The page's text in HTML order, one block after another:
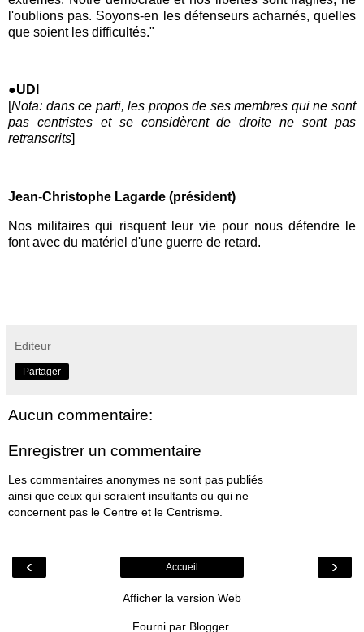
l'oublions pas. Soyons-en les défenseurs acharnés, quelles
que soient les difficultés."
●UDI
[Nota: dans ce parti, les propos de ses membres qui ne sont
pas centristes et se considèrent de droite ne sont pas
retranscrits]
Jean-Christophe Lagarde (président)
Nos militaires qui risquent leur vie pour nous défendre le
font avec du matériel d'une guerre de retard.
Editeur
Partager
Aucun commentaire:
Enregistrer un commentaire
Les commentaires anonymes ne sont pas publiés
ainsi que ceux qui seraient insultants ou qui ne
concernent pas le Centre et le Centrisme.
‹ ›
Accueil
Afficher la version Web
Fourni par Blogger.